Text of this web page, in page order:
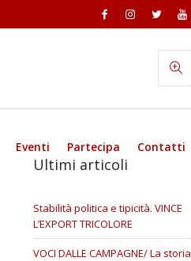
Eventi Partecipa Contatti
Ultimi articoli
Stabilità politica e tipicità. VINCE
L’EXPORT TRICOLORE
VOCI DALLE CAMPAGNE/ La storia